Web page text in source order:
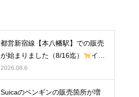
都営新宿線【本八幡駅】での販売
が始まりました（8/16迄）
イク
ミママのどうぶつドーナツ
2026.08.6
Suicaのペンギンの販売箇所が増